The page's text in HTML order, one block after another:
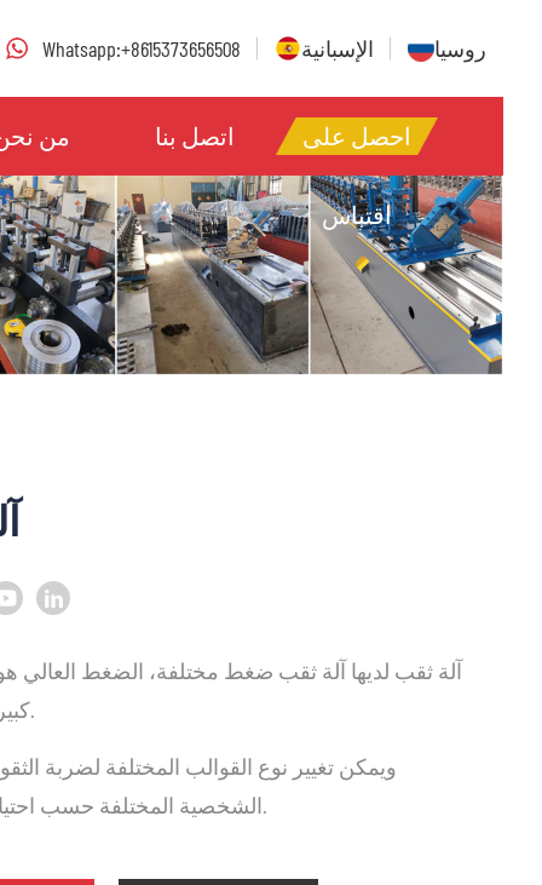
Whatsapp:+8615373656508 الإسبانية روسيا
من اتصل بنا احصل على
اقتباس
آلة ثقب لديها آلة ثقب ضغط مختلفة، الضغط العالي
كبير لاستخدامها.
ويمكن تغيير نوع القوالب المختلفة لضربة
الشخصية المختلفة حسب احتياجات العملاء.